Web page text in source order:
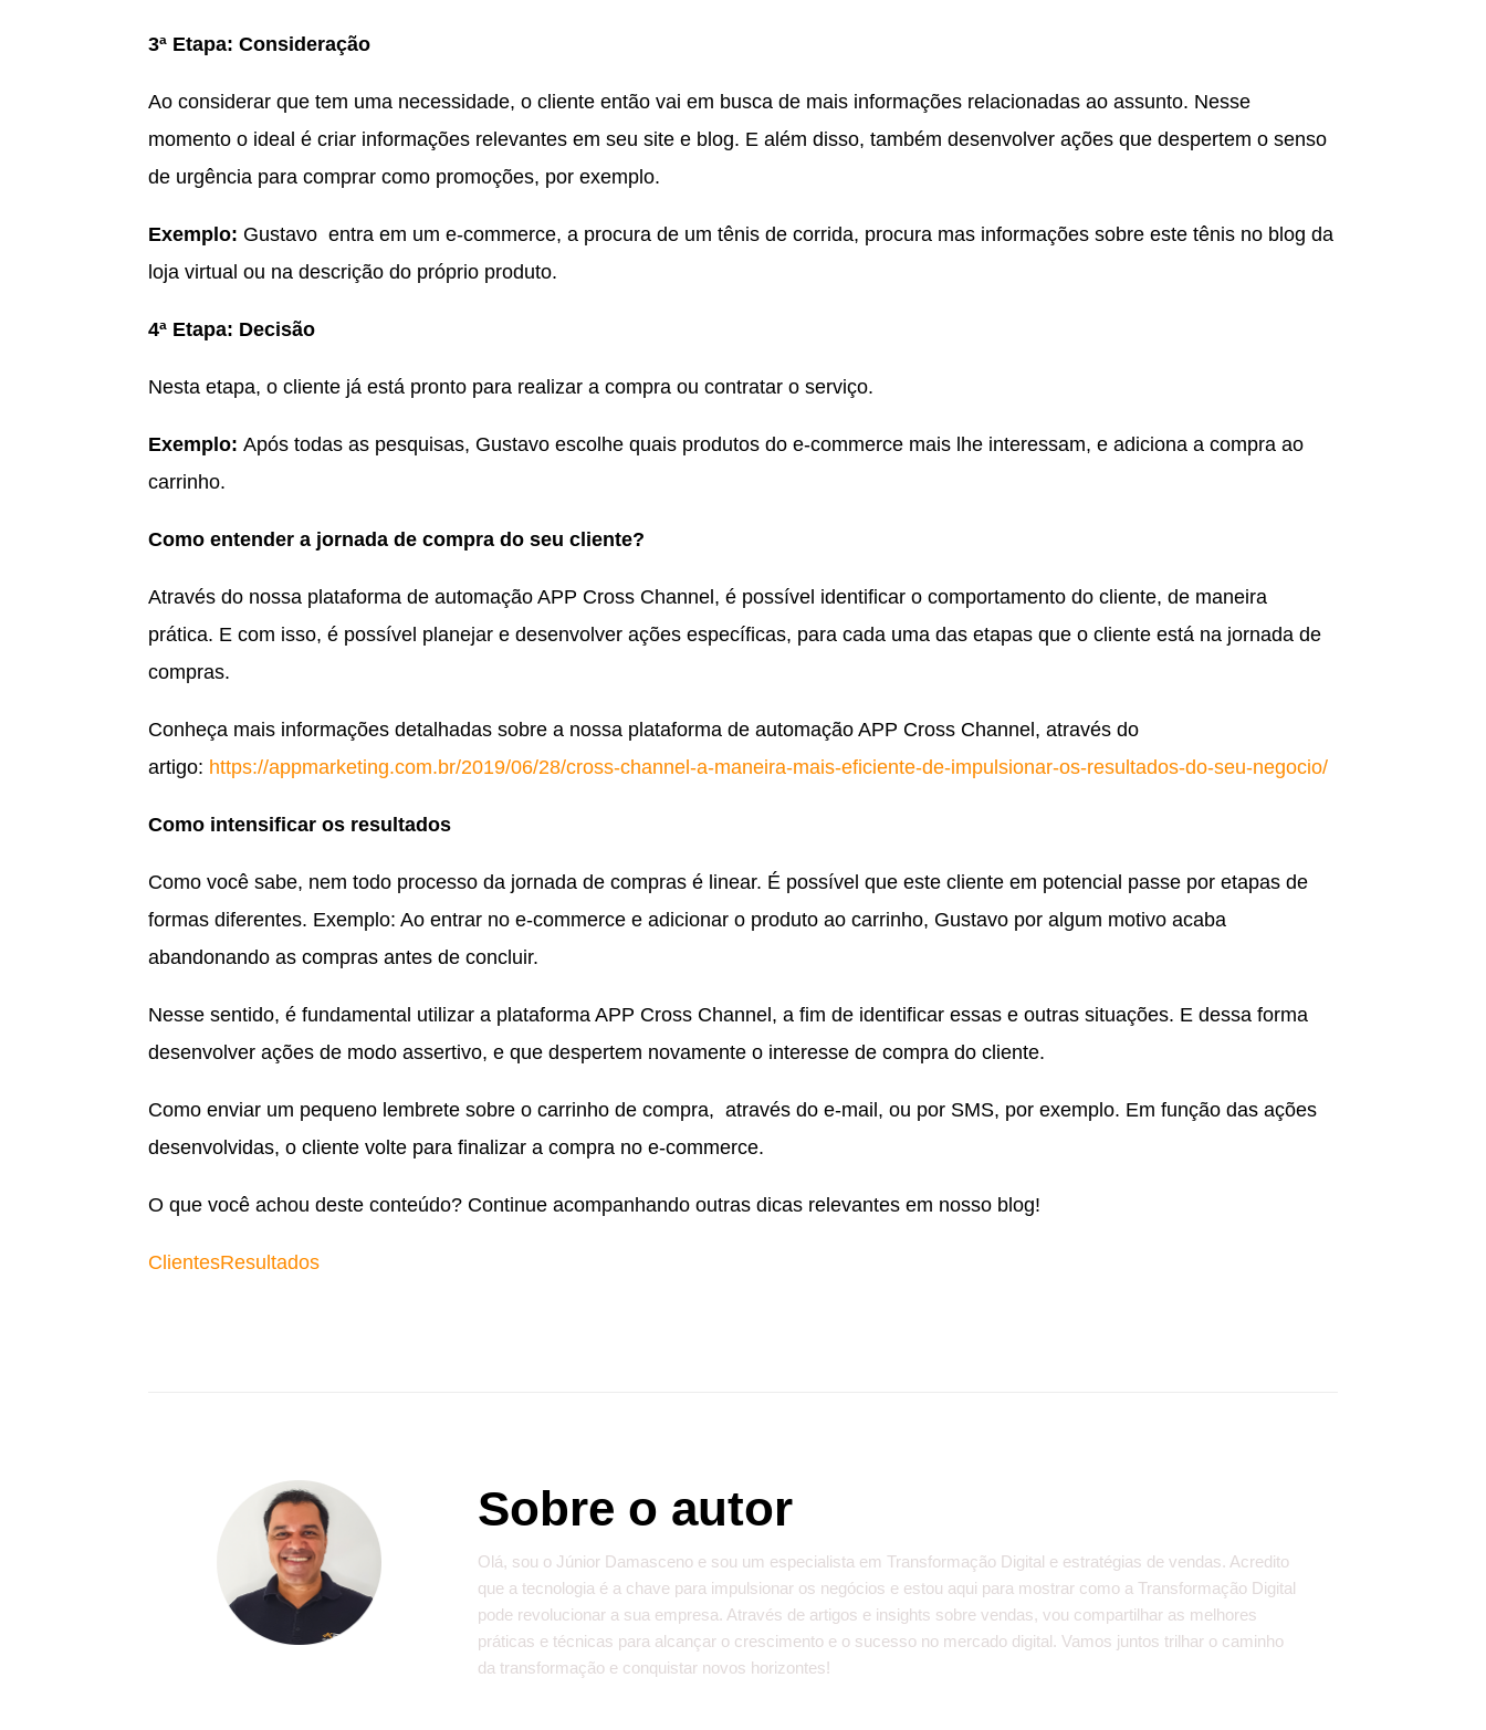
3ª Etapa: Consideração
Ao considerar que tem uma necessidade, o cliente então vai em busca de mais informações relacionadas ao assunto. Nesse
momento o ideal é criar informações relevantes em seu site e blog. E além disso, também desenvolver ações que despertem o senso
de urgência para comprar como promoções, por exemplo.
Exemplo: Gustavo entra em um e-commerce, a procura de um tênis de corrida, procura mas informações sobre este tênis no blog da
loja virtual ou na descrição do próprio produto.
4ª Etapa: Decisão
Nesta etapa, o cliente já está pronto para realizar a compra ou contratar o serviço.
Exemplo: Após todas as pesquisas, Gustavo escolhe quais produtos do e-commerce mais lhe interessam, e adiciona a compra ao
carrinho.
Como entender a jornada de compra do seu cliente?
Através do nossa plataforma de automação APP Cross Channel, é possível identificar o comportamento do cliente, de maneira
prática. E com isso, é possível planejar e desenvolver ações específicas, para cada uma das etapas que o cliente está na jornada de
compras.
Conheça mais informações detalhadas sobre a nossa plataforma de automação APP Cross Channel, através do
artigo: https://appmarketing.com.br/2019/06/28/cross-channel-a-maneira-mais-eficiente-de-impulsionar-os-resultados-do-seu-negocio/
Como intensificar os resultados
Como você sabe, nem todo processo da jornada de compras é linear. É possível que este cliente em potencial passe por etapas de
formas diferentes. Exemplo: Ao entrar no e-commerce e adicionar o produto ao carrinho, Gustavo por algum motivo acaba
abandonando as compras antes de concluir.
Nesse sentido, é fundamental utilizar a plataforma APP Cross Channel, a fim de identificar essas e outras situações. E dessa forma
desenvolver ações de modo assertivo, e que despertem novamente o interesse de compra do cliente.
Como enviar um pequeno lembrete sobre o carrinho de compra, através do e-mail, ou por SMS, por exemplo. Em função das ações
desenvolvidas, o cliente volte para finalizar a compra no e-commerce.
O que você achou deste conteúdo? Continue acompanhando outras dicas relevantes em nosso blog!
ClientesResultados
Sobre o autor
Olá, sou o Júnior Damasceno e sou um especialista em Transformação Digital e estratégias de vendas. Acredito
que a tecnologia é a chave para impulsionar os negócios e estou aqui para mostrar como a Transformação Digital
pode revolucionar a sua empresa. Através de artigos e insights sobre vendas, vou compartilhar as melhores
práticas e técnicas para alcançar o crescimento e o sucesso no mercado digital. Vamos juntos trilhar o caminho
da transformação e conquistar novos horizontes!